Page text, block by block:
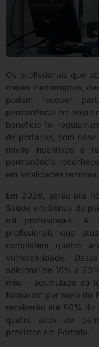
Os profissionais que
meses ininterruptos,
podem receber
permanência em áreas
benefício foi
de portarias, com base
novos incentivos e
permanência
em localidades
Em 2026, serão até
Saúde em bônus de
mil profissionais. A
profissionais que
completem quatro
vulnerabilidade.
adicional de 10% a
mês – acumulado ao
formaram por meio do
receberão até 80% do
quatro anos de
previstos em Portaria.